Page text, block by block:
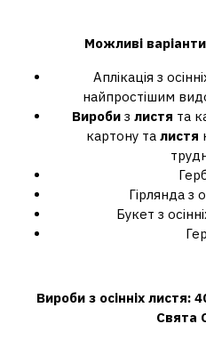
Можливі варіанти
Аплікація з
найпростішим
Виробиз листя та
картону та листя
Гірлянда з
Букет з
Виробиз осінніх листя:
Свята